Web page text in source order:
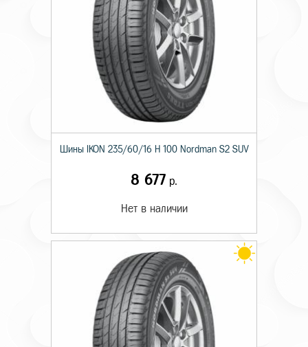
Шины IKON 235/60/16 H 100 Nordman S2 SUV
8 677 р.
Нет в наличии